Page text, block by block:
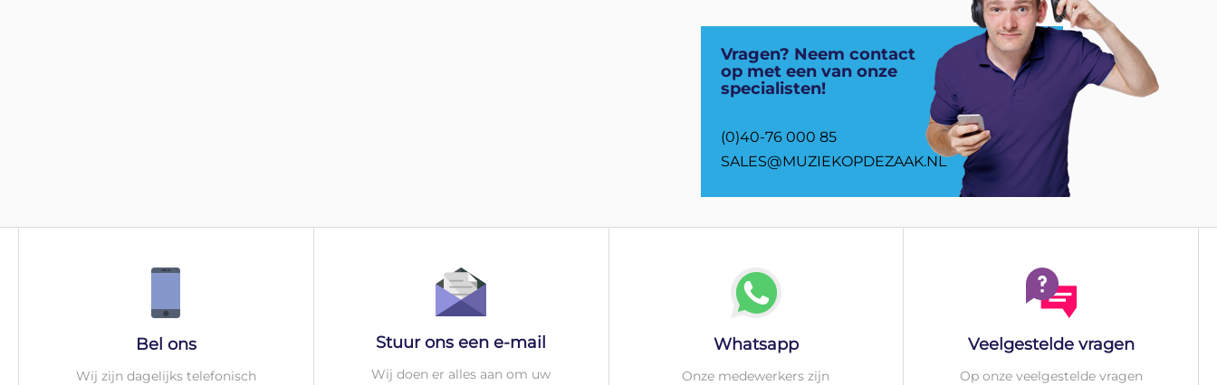
Vragen? Neem contact
op met een van onze
specialisten!
(0)40-76 000 85
SALES@MUZIEKOPDEZAAK.NL
Bel ons
Wij zijn dagelijks telefonisch
Stuur ons een e-mail
Wij doen er alles aan om uw
Whatsapp
Onze medewerkers zijn
Veelgestelde vragen
Op onze veelgestelde vragen